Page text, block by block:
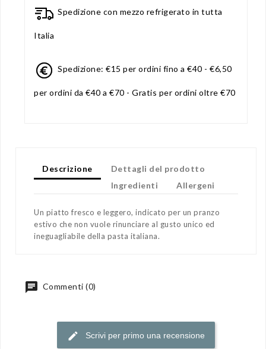
Spedizione con mezzo refrigerato in tutta
Italia
Spedizione: €15 per ordini fino a €40 - €6,50
per ordini da €40 a €70 - Gratis per ordini oltre €70
Descrizione
Dettagli del prodotto
Ingredienti
Allergeni
Un piatto fresco e leggero, indicato per un pranzo
estivo che non vuole rinunciare al gusto unico ed
ineguagliabile della pasta italiana.
Commenti (0)
Scrivi per primo una recensione